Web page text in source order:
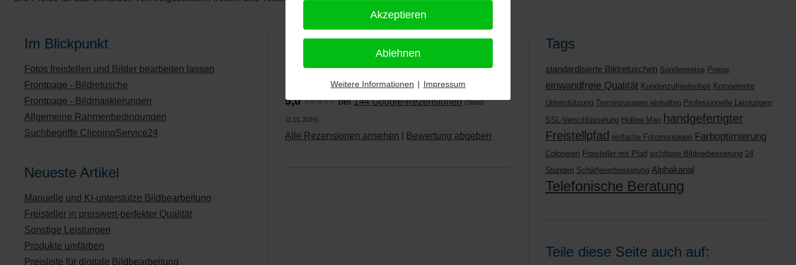
Im Blickpunkt
Fotos freistellen und Bilder bearbeiten lassen
Frontpage - Bildretusche
Frontpage - Bildmaskierungen
Allgemeine Rahmenbedingungen
Suchbegriffe ClippingService24
Neueste Artikel
Manuelle und KI-unterstütze Bildbearbeitung
Freisteller in preiswert-perfekter Qualität
Sonstige Leistungen
Produkte umfärben
Preisliste für digitale Bildbearbeitung
PRO-ducto GmbH, Fotografie und Bildbearbeitung in
5,0⭐⭐⭐⭐⭐bei144 Google-Rezensionen (Stand
11.01.2026)
Alle Rezensionen ansehen Bewertung abgeben
Tags
standardisierte Bildretuschen Sonderpreise Preise
einwandfreie Qualität Kundenzufriedenheit Kompetente
Unterstützung Terminzusagen einhalten Professionelle Leistungen
SSL-Verschlüsselung Hollow Man handgefertigter
Freistellpfad einfache Fotomontagen Farboptimierung
Colorieren Freisteller mit Pfad sichtbare Bildverbesserung 24
Stunden Schärfeverbesserung Alphakanal
Telefonische Beratung
Teile diese Seite auch auf:
Akzeptieren
Ablehnen
Weitere Informationen | Impressum